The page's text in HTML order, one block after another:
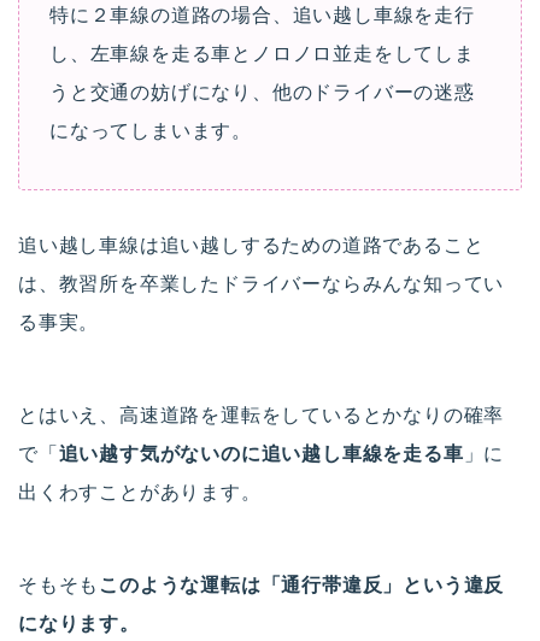
特に２車線の道路の場合、追い越し車線を走行
し、左車線を走る車とノロノロ並走をしてしま
うと交通の妨げになり、他のドライバーの迷惑
になってしまいます。
追い越し車線は追い越しするための道路であること
は、教習所を卒業したドライバーならみんな知ってい
る事実。
とはいえ、高速道路を運転をしているとかなりの確率
で「 追い越す気がないのに追い越し車線を走る車 」に
出くわすことがあります。
そもそも このような運転は「通行帯違反」という違反
になります。